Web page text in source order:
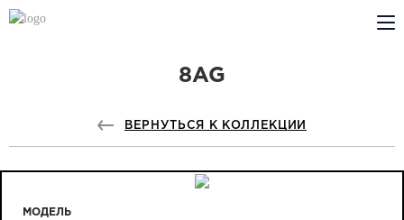
КОМПАНИЯ
PROFILDOORS
8AG
ВЕРНУТЬСЯ К КОЛЛЕКЦИИ
МОДЕЛЬ